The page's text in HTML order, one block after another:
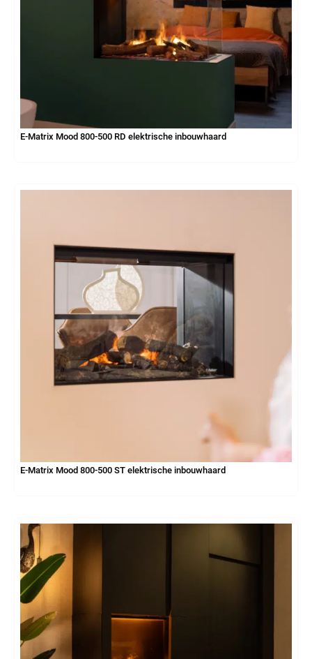
E-Matrix Mood 800-500 RD elektrische inbouwhaard
E-Matrix Mood 800-500 ST elektrische inbouwhaard